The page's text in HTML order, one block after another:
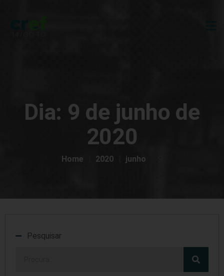
Dia: 9 de junho de
2020
Home 2020 junho
Pesquisar